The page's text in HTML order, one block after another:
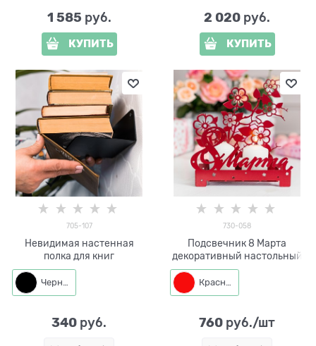
1 585 руб.
КУПИТЬ
2 020 руб.
КУПИТЬ
705-107
Невидимая настенная
полка для книг
Черный
340 руб.
730-058
Подсвечник 8 Марта
декоративный настольный
Красный
760 руб./шт